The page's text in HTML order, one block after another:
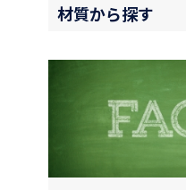
材質から探す